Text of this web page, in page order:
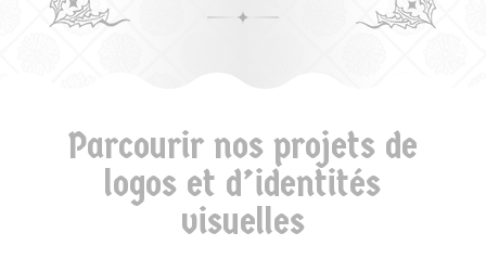
Parcourir nos projets de
logos et d’identités
visuelles